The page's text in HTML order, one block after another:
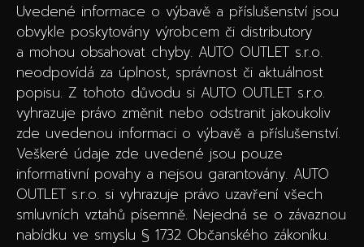
Uvedené informace o výbavě a příslušenství jsou
obvykle poskytovány výrobcem či distributory
a mohou obsahovat chyby. AUTO OUTLET s.r.o.
neodpovídá za úplnost, správnost či aktuálnost
popisu. Z tohoto důvodu si AUTO OUTLET s.r.o.
vyhrazuje právo změnit nebo odstranit jakoukoliv
zde uvedenou informaci o výbavě a příslušenství.
Veškeré údaje zde uvedené jsou pouze
informativní povahy a nejsou garantovány. AUTO
OUTLET s.r.o. si vyhrazuje právo uzavření všech
smluvních vztahů písemně. Nejedná se o závaznou
nabídku ve smyslu § 1732 Občanského zákoníku.